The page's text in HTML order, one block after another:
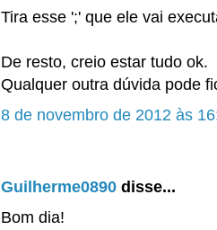
Tira esse ';' que ele vai
De resto, creio estar tudo ok.
Qualquer outra dúvida pode
8 de novembro de 2012 às
Guilherme0890 disse...
Bom dia!